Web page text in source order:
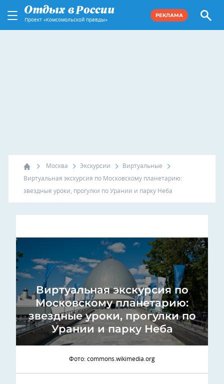
Проект «Комсомольской правды»
РЕКЛАМА
Москва Экскурсии Виртуальные
Виртуальная экскурсия по Московскому планетарию:
звездные уроки, прогулки по Урании и парку Неба
Виртуальная экскурсия по
Московскому планетарию:
звездные уроки, прогулки по
Урании и парку Неба
Фото: commons.wikimedia.org